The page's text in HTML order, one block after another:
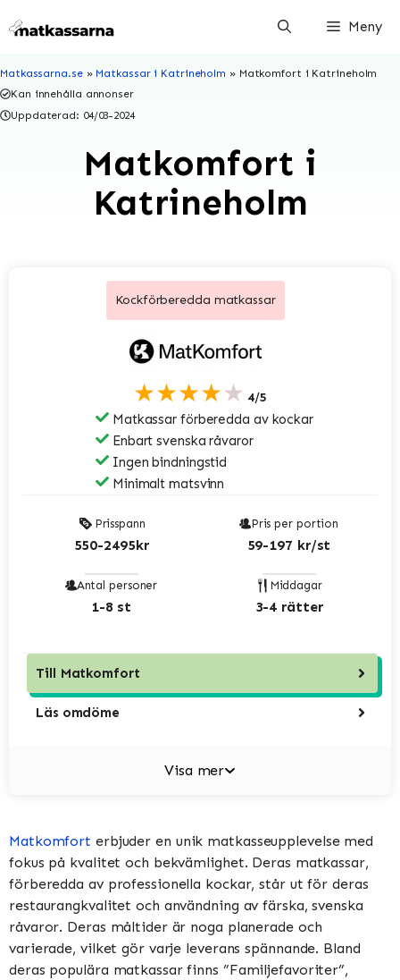
till
Meny
Matkassarna.se» Matkassar i Katrineholm » Matkomfort i Katrineholm
Kan innehålla annonser
Uppdaterad: 04/03-2024
Matkomfort i
Katrineholm
Kockförberedda matkassar
★★★★★ 4/5
Matkassar förberedda av kockar
Enbart svenska råvaror
Ingen bindningstid
Minimalt matsvinn
Prisspann
550-2495kr
Pris per portion
59-197 kr/st
Antal personer
1-8 st
Middagar
3-4 rätter
Till Matkomfort
Läs omdöme
Visa mer
Matkomfort erbjuder en unik matkasseupplevelse med
fokus på kvalitet och bekvämlighet. Deras matkassar,
förberedda av professionella kockar, står ut för deras
restaurangkvalitet och användning av färska, svenska
råvaror. Deras måltider är noga planerade och
varierade, vilket gör varje leverans spännande. Bland
deras populära matkassar finns ”Familjefavoriter”,